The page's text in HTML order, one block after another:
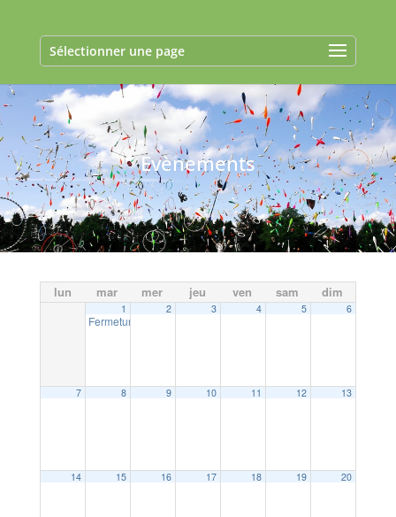
Sélectionner une page
Evènements
lun mar mer jeu ven sam dim
1
Fermeture exceptionnelle de la Mairie
2 3 4 5 6
7 8 9 10 11 12 13
14 15 16 17 18 19 20